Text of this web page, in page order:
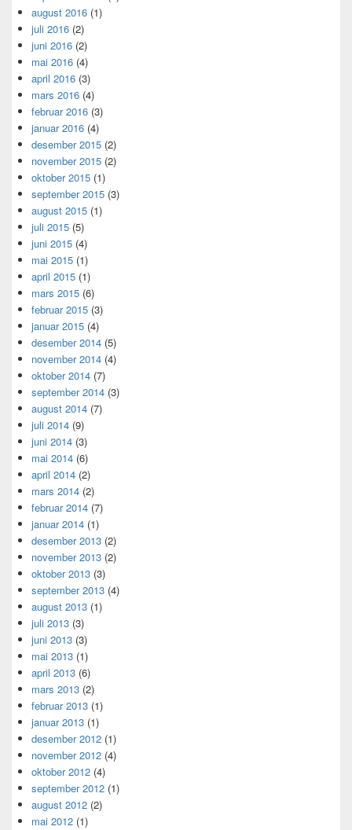
august 2016 (1)
juli 2016 (2)
juni 2016 (2)
mai 2016 (4)
april 2016 (3)
mars 2016 (4)
februar 2016 (3)
januar 2016 (4)
desember 2015 (2)
november 2015 (2)
oktober 2015 (1)
september 2015 (3)
august 2015 (1)
juli 2015 (5)
juni 2015 (4)
mai 2015 (1)
april 2015 (1)
mars 2015 (6)
februar 2015 (3)
januar 2015 (4)
desember 2014 (5)
november 2014 (4)
oktober 2014 (7)
september 2014 (3)
august 2014 (7)
juli 2014 (9)
juni 2014 (3)
mai 2014 (6)
april 2014 (2)
mars 2014 (2)
februar 2014 (7)
januar 2014 (1)
desember 2013 (2)
november 2013 (2)
oktober 2013 (3)
september 2013 (4)
august 2013 (1)
juli 2013 (3)
juni 2013 (3)
mai 2013 (1)
april 2013 (6)
mars 2013 (2)
februar 2013 (1)
januar 2013 (1)
desember 2012 (1)
november 2012 (4)
oktober 2012 (4)
september 2012 (1)
august 2012 (2)
mai 2012 (1)